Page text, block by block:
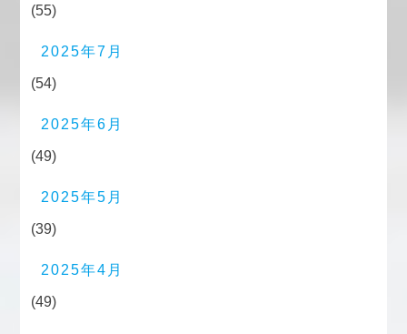
(55)
2025年7月
(54)
2025年6月
(49)
2025年5月
(39)
2025年4月
(49)